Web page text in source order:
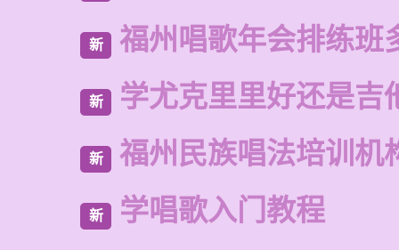
新 福州唱歌年会排练班
新 学尤克里里好还是吉
新 福州民族唱法培训机
新 学唱歌入门教程